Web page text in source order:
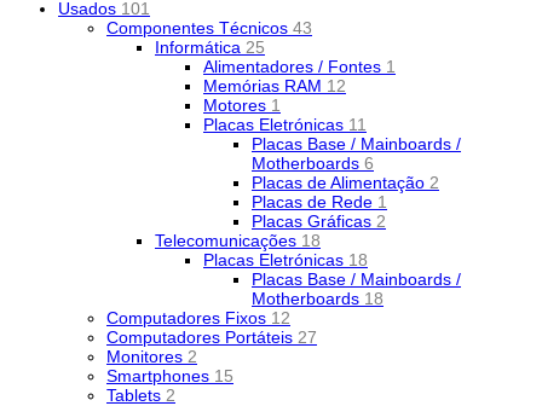
Usados 101
Componentes Técnicos 43
Informática 25
Alimentadores / Fontes 1
Memórias RAM 12
Motores 1
Placas Eletrónicas 11
Placas Base / Mainboards /
Motherboards 6
Placas de Alimentação 2
Placas de Rede 1
Placas Gráficas 2
Telecomunicações 18
Placas Eletrónicas 18
Placas Base / Mainboards /
Motherboards 18
Computadores Fixos 12
Computadores Portáteis 27
Monitores 2
Smartphones 15
Tablets 2